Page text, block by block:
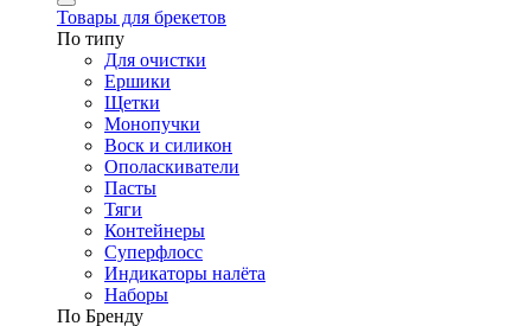
Товары для брекетов
По типу
Для очистки
Ершики
Щетки
Монопучки
Воск и силикон
Ополаскиватели
Пасты
Тяги
Контейнеры
Суперфлосс
Индикаторы налёта
Наборы
По Бренду